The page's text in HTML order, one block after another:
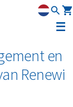
en
Renewi